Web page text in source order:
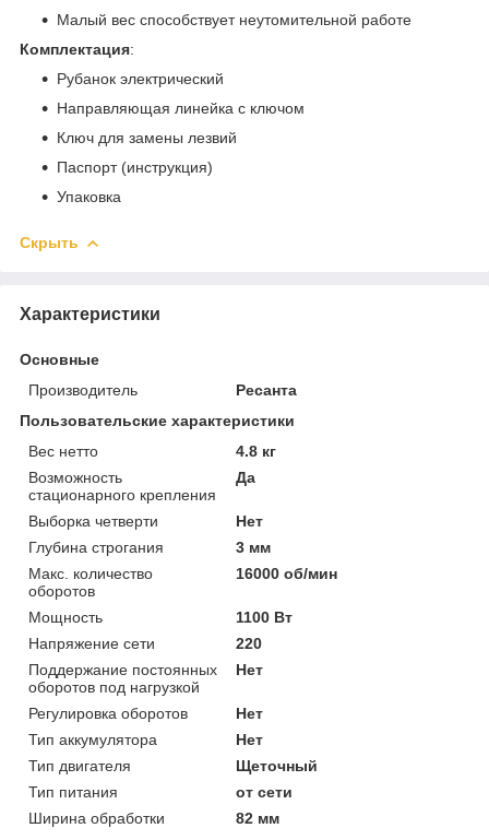
Малый вес способствует неутомительной работе
Комплектация:
Рубанок электрический
Направляющая линейка с ключом
Ключ для замены лезвий
Паспорт (инструкция)
Упаковка
Скрыть
Характеристики
Основные
Производитель
Ресанта
Пользовательские характеристики
Вес нетто
4.8 кг
Возможность
стационарного крепления
Да
Выборка четверти
Нет
Глубина строгания
3 мм
Макс. количество
оборотов
16000 об/мин
Мощность
1100 Вт
Напряжение сети
220
Поддержание постоянных
оборотов под нагрузкой
Нет
Регулировка оборотов
Нет
Тип аккумулятора
Нет
Тип двигателя
Щеточный
Тип питания
от сети
Ширина обработки
82 мм